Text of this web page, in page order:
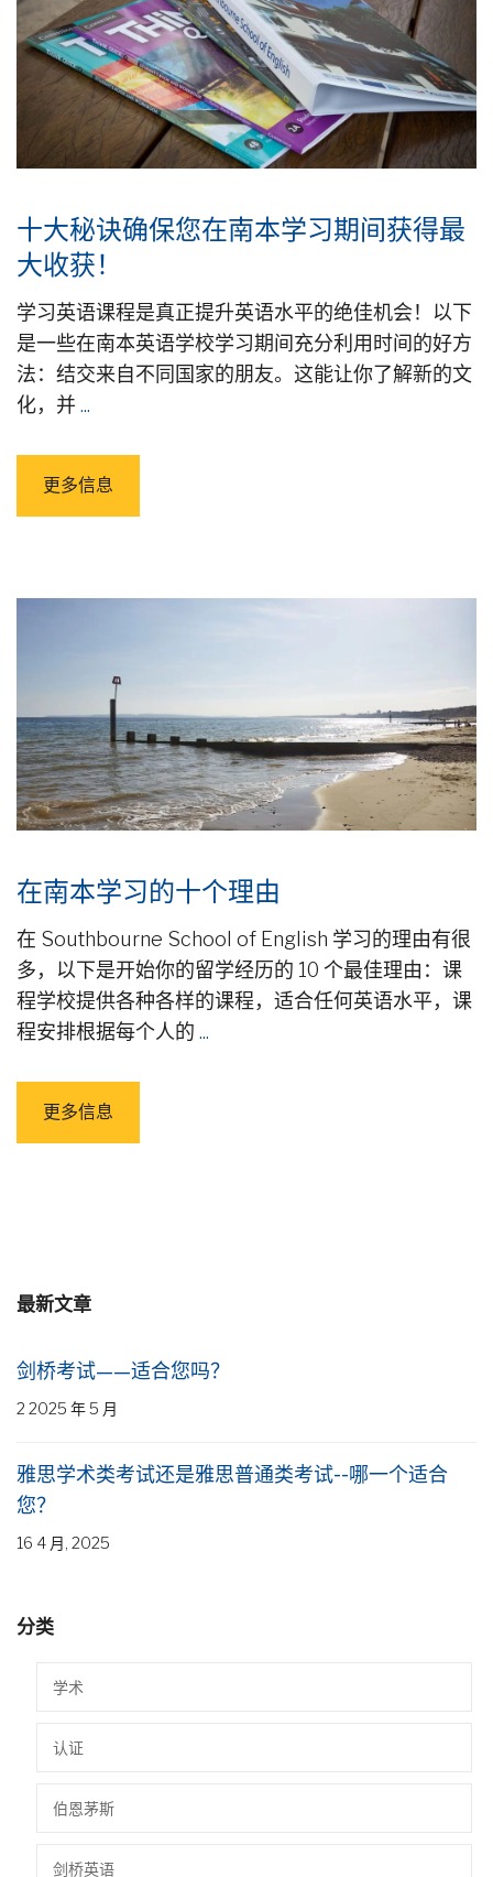
十大秘诀确保您在南本学习期间获得最
大收获！
学习英语课程是真正提升英语水平的绝佳机会！以下
是一些在南本英语学校学习期间充分利用时间的好方
法：结交来自不同国家的朋友。这能让你了解新的文
化，并 ...
更多信息
在南本学习的十个理由
在 Southbourne School of English 学习的理由有很
多，以下是开始你的留学经历的 10 个最佳理由：课
程学校提供各种各样的课程，适合任何英语水平，课
程安排根据每个人的 ...
更多信息
最新文章
剑桥考试——适合您吗？
2 2025 年 5 月
雅思学术类考试还是雅思普通类考试--哪一个适合
您？
16 4 月, 2025
分类
学术
认证
伯恩茅斯
剑桥英语